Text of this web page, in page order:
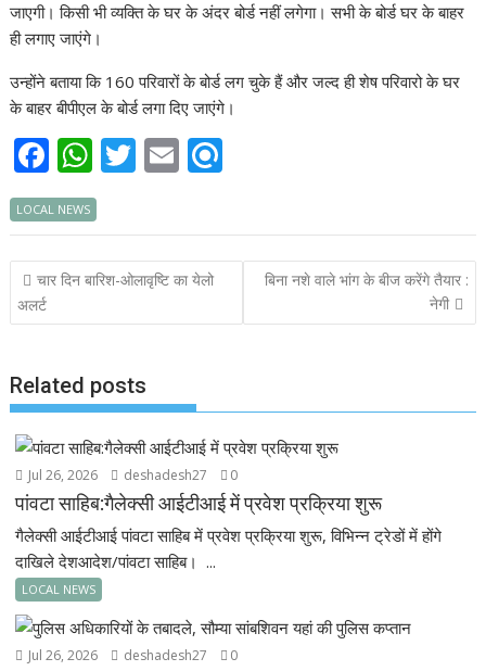
जाएगी। किसी भी व्यक्ति के घर के अंदर बोर्ड नहीं लगेगा। सभी के बोर्ड घर के बाहर
ही लगाए जाएंगे।
उन्होंने बताया कि 160 परिवारों के बोर्ड लग चुके हैं और जल्द ही शेष परिवारो के घर
के बाहर बीपीएल के बोर्ड लगा दिए जाएंगे।
F
ac
e
b
o
o
W
h
at
s
A
p
T
itt
er
E
ai
l
i
n
LOCAL NEWS
Post
navigation
चार दिन बारिश-ओलावृष्टि का येलो
अलर्ट
बिना नशे वाले भांग के बीज करेंगे तैयार :
नेगी
Related posts
Jul 26, 2026 deshadesh27 0
पांवटा साहिब:गैलेक्सी आईटीआई में प्रवेश प्रक्रिया शुरू
गैलेक्सी आईटीआई पांवटा साहिब में प्रवेश प्रक्रिया शुरू, विभिन्न ट्रेडों में होंगे
दाखिले देशआदेश/पांवटा साहिब। ...
LOCAL NEWS
Jul 26, 2026 deshadesh27 0